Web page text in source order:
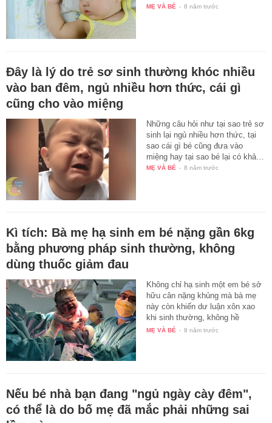
MẸ VÀ BÉ - 8 năm trước
Đây là lý do trẻ sơ sinh thường khóc nhiều
vào ban đêm, ngủ nhiều hơn thức, cái gì
cũng cho vào miệng
Những câu hỏi như tại sao trẻ sơ
sinh lại ngủ nhiều hơn thức, tại
sao cái gì bé cũng đưa vào
miệng hay tại sao bé lại có khả…
MẸ VÀ BÉ - 8 năm trước
Kì tích: Bà mẹ hạ sinh em bé nặng gần 6kg
bằng phương pháp sinh thường, không
dùng thuốc giảm đau
Không chỉ hạ sinh một em bé sở
hữu cân nặng khủng mà bà mẹ
này còn khiến dư luận xôn xao
khi sinh thường, không hề
dùng…
MẸ VÀ BÉ - 8 năm trước
Nếu bé nhà bạn đang "ngủ ngày cày đêm",
có thể là do bố mẹ đã mắc phải những sai